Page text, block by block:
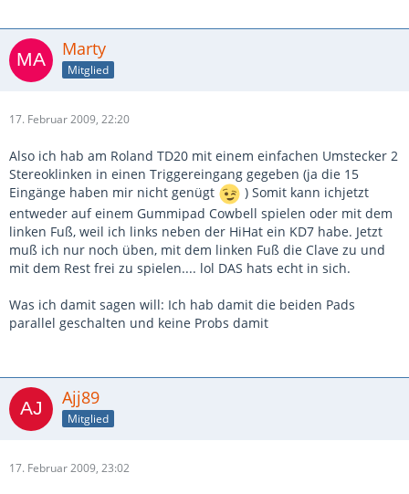
Marty
Mitglied
17. Februar 2009, 22:20
Also ich hab am Roland TD20 mit einem einfachen Umstecker 2
Stereoklinken in einen Triggereingang gegeben (ja die 15
Eingänge haben mir nicht genügt
) Somit kann ichjetzt
entweder auf einem Gummipad Cowbell spielen oder mit dem
linken Fuß, weil ich links neben der HiHat ein KD7 habe. Jetzt
muß ich nur noch üben, mit dem linken Fuß die Clave zu und
mit dem Rest frei zu spielen.... lol DAS hats echt in sich.
Was ich damit sagen will: Ich hab damit die beiden Pads
parallel geschalten und keine Probs damit
Ajj89
Mitglied
17. Februar 2009, 23:02